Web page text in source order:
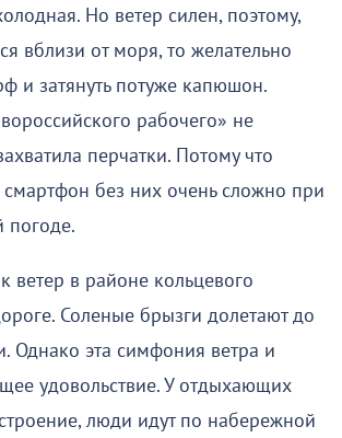
Но ветер силен, поэтому,
вблизи от моря, то желательно
и затянуть потуже капюшон.
рабочего» не
перчатки. Потому что
смартфон без них очень сложно при
погоде.
ветер в районе кольцевого
Соленые брызги долетают до
Однако эта симфония ветра и
удовольствие. У отдыхающих
люди идут по набережной